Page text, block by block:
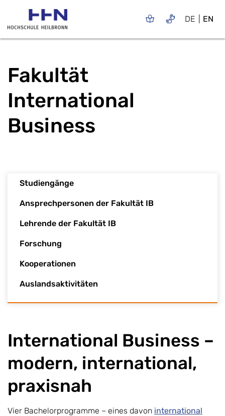
DE EN
Fakultät
International
Business
Studiengänge
Ansprechpersonen der Fakultät IB
Lehrende der Fakultät IB
Forschung
Kooperationen
Auslandsaktivitäten
International Business –
modern, international,
praxisnah
Vier Bachelorprogramme – eines davon international